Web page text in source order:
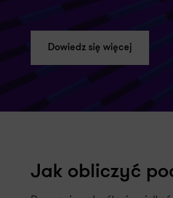
Dowiedz się więcej
Jak obliczyć